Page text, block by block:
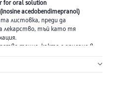
for oral solution
acedobendimepranol)
листовка, преди да
лекарство, тъй като тя
точно, както е описано в
казал вашият фармацевт.
да се наложи да я прочетете